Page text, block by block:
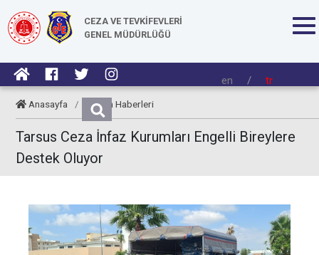
CEZA VE TEVKİFEVLERİ
GENEL MÜDÜRLÜĞÜ
en / tr
Anasayfa / Kurum Haberleri
Tarsus Ceza İnfaz Kurumları Engelli Bireylere
Destek Oluyor